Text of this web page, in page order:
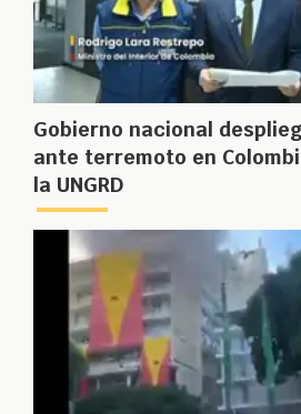
Gobierno nacional
ante terremoto en
la UNGRD